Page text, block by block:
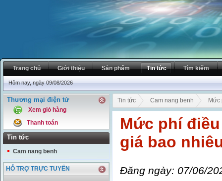
Trang chủ Giới thiệu Sản phẩm Tin tức Tìm kiếm
Hôm nay, ngày 09/08/2026
Thương mại điện tử
Xem giỏ hàng
Thanh toán
Tin tức
Cam nang benh
HỖ TRỢ TRỰC TUYẾN
Tin tức Cam nang benh Mức
Mức phí
giá bao
Đăng ngày: 07/06/